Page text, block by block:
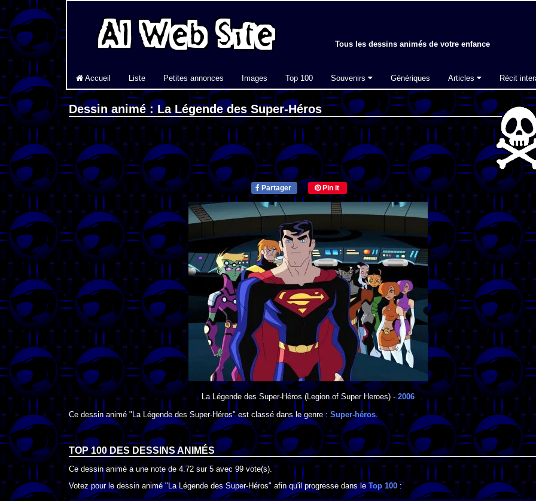
Tous les dessins animés de votre enfance
Accueil Liste Petites annonces Images Top 100 Souvenirs Génériques Articles Récit
Dessin animé : La Légende des Super-Héros
Partager Pin it
La Légende des Super-Héros(Legion of Super Heroes) -2006
Ce dessin animé "La Légende des Super-Héros" est classé dans le genre :Super-héros.
TOP 100 DES DESSINS ANIMÉS
Ce dessin animé a une note de 4.72 sur5 avec 99 vote(s).
Votez pour le dessin animé "La Légende des Super-Héros" afin qu'il progresse dans le Top 100 :